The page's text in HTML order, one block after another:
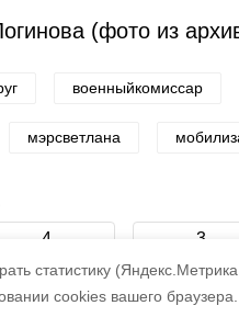
статистику
cookies вашего браузера.
(фото из
военныйкомиссар
мэрсветлана
4 3